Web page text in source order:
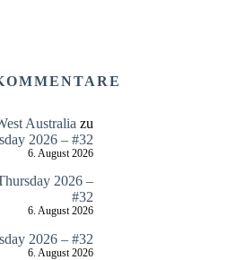
Australia zu
2026 – #32
6. August 2026
2026 –
#32
6. August 2026
2026 – #32
6. August 2026